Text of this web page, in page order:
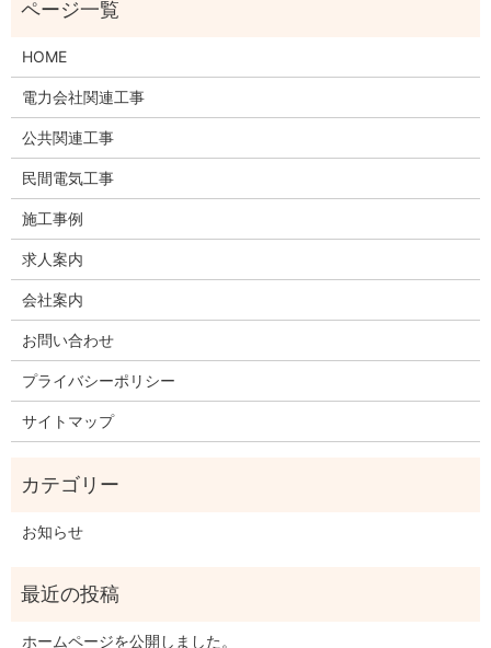
HOME
電力会社関連工事
公共関連工事
民間電気工事
施工事例
求人案内
会社案内
お問い合わせ
プライバシーポリシー
サイトマップ
お知らせ
ホームページを公開しました。